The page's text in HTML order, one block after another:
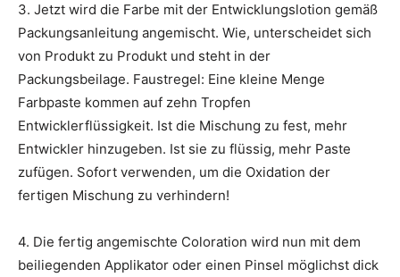
3. Jetzt wird die Farbe mit der Entwicklungslotion gemäß
Packungsanleitung angemischt. Wie, unterscheidet sich
von Produkt zu Produkt und steht in der
Packungsbeilage. Faustregel: Eine kleine Menge
Farbpaste kommen auf zehn Tropfen
Entwicklerflüssigkeit. Ist die Mischung zu fest, mehr
Entwickler hinzugeben. Ist sie zu flüssig, mehr Paste
zufügen. Sofort verwenden, um die Oxidation der
fertigen Mischung zu verhindern!
4. Die fertig angemischte Coloration wird nun mit dem
beiliegenden Applikator oder einen Pinsel möglichst dick